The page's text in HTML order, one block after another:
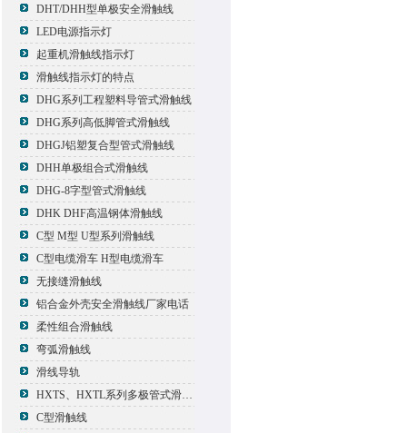
DHT/DHH型单极安全滑触线
LED电源指示灯
起重机滑触线指示灯
滑触线指示灯的特点
DHG系列工程塑料导管式滑触线
DHG系列高低脚管式滑触线
DHGJ铝塑复合型管式滑触线
DHH单极组合式滑触线
DHG-8字型管式滑触线
DHK DHF高温钢体滑触线
C型 M型 U型系列滑触线
C型电缆滑车 H型电缆滑车
无接缝滑触线
铝合金外壳安全滑触线厂家电话
柔性组合滑触线
弯弧滑触线
滑线导轨
HXTS、HXTL系列多极管式滑触线报价
C型滑触线